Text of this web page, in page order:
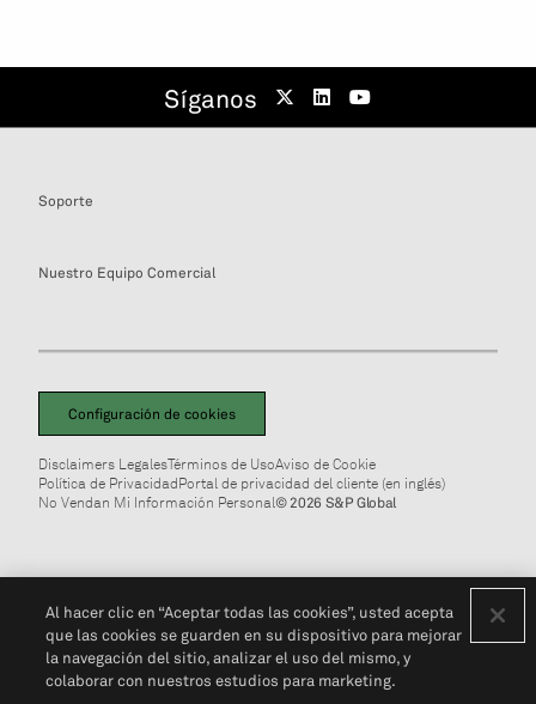
Síganos
Soporte
Nuestro Equipo Comercial
Configuración de cookies
Disclaimers LegalesTérminos de UsoAviso de Cookie
Política de PrivacidadPortal de privacidad del cliente (en inglés)
No Vendan Mi Información Personal© 2026 S&P Global
Al hacer clic en “Aceptar todas las cookies”, usted acepta
que las cookies se guarden en su dispositivo para mejorar
la navegación del sitio, analizar el uso del mismo, y
colaborar con nuestros estudios para marketing.